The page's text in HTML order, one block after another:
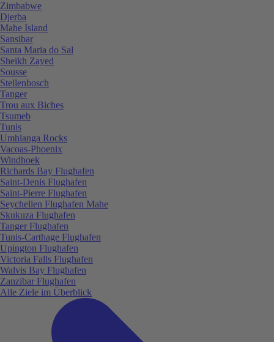
Zimbabwe
Djerba
Mahe Island
Sansibar
Santa Maria do Sal
Sheikh Zayed
Sousse
Stellenbosch
Tanger
Trou aux Biches
Tsumeb
Tunis
Umhlanga Rocks
Vacoas-Phoenix
Windhoek
Richards Bay Flughafen
Saint-Denis Flughafen
Saint-Pierre Flughafen
Seychellen Flughafen Mahe
Skukuza Flughafen
Tanger Flughafen
Tunis-Carthage Flughafen
Upington Flughafen
Victoria Falls Flughafen
Walvis Bay Flughafen
Zanzibar Flughafen
Alle Ziele im Überblick